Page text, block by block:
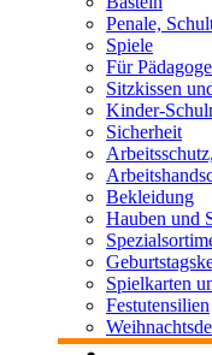
Penale,
Spiele
Für
Sitzkissen
Kinder-
Sicherheit
Bekleidung
Hauben und
Spielkarten
Festutensilien